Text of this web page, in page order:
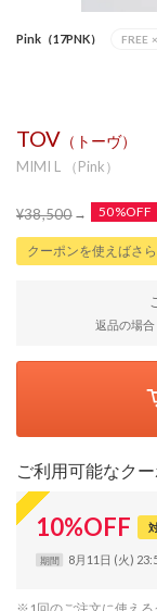
Pink（17PNK） FREE ×
TOV （トーヴ）
MIMI L （Pink）
¥38,500 50%OFF
クーポンを使えばさ
返品の場
ご利用可能なク
10%OFF
期間 8月11日 (火)